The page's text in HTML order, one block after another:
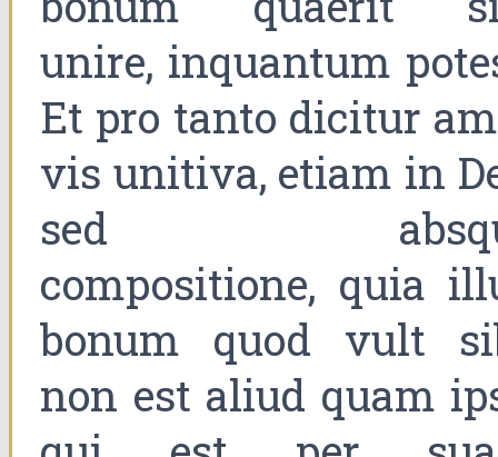
unire, inquantum
Et pro tanto dicitur
vis unitiva, etiam in
sed
compositione, quia
bonum quod vult
non est aliud quam